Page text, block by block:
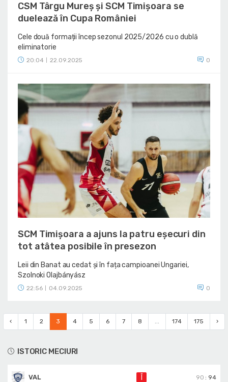
ISTORIC MECIURI
VAL 90 : 94
CSM Târgu Mureș și SCM Timișoara se
duelează în Cupa României
Cele două formații încep sezonul 2025/2026 cu o dublă
eliminatorie
20:04 22.09.2025 0
SCM Timișoara a ajuns la patru eșecuri din
tot atâtea posibile în presezon
Leii din Banat au cedat și în fața campioanei Ungariei,
Szolnoki Olajbányász
22:56 04.09.2025 0
‹ 1 2 3 4 5 6 7 8 ... 174 175 ›